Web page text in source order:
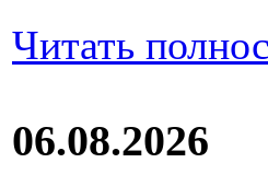
Читать
06.08.2026